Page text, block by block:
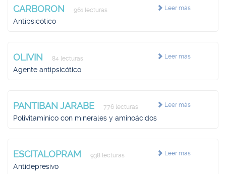
Leer más
CARBORON 961 lecturas
Antipsicótico
Leer más
OLIVIN 84 lecturas
Agente antipsicótico
Leer más
PANTIBAN JARABE 776 lecturas
Polivitamínico con minerales y aminoácidos
Leer más
ESCITALOPRAM 938 lecturas
Antidepresivo